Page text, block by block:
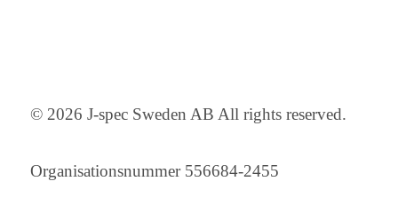
© 2026 J-spec Sweden AB All rights reserved.
Organisationsnummer 556684-2455